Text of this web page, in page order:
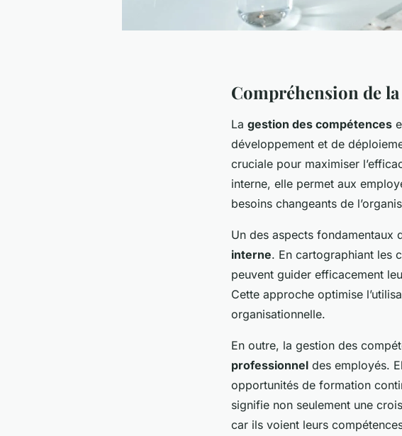
Compréhension de
La gestion des compétences
développement et de
cruciale pour maximiser
interne, elle permet aux
besoins changeants de
Un des aspects fondamentaux
interne. En cartographiant les
peuvent guider efficacement
Cette approche optimise
organisationnelle.
En outre, la gestion des
professionnel des employés.
opportunités de formation
signifie non seulement une
car ils voient leurs